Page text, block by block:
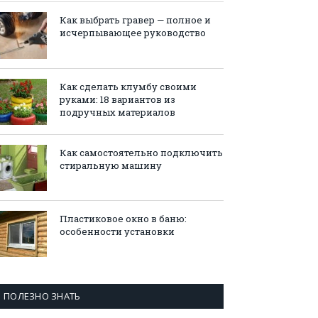
Как выбрать гравер — полное и
исчерпывающее руководство
Как сделать клумбу своими
руками: 18 вариантов из
подручных материалов
Как самостоятельно подключить
стиральную машину
Пластиковое окно в баню:
особенности установки
ПОЛЕЗНО ЗНАТЬ